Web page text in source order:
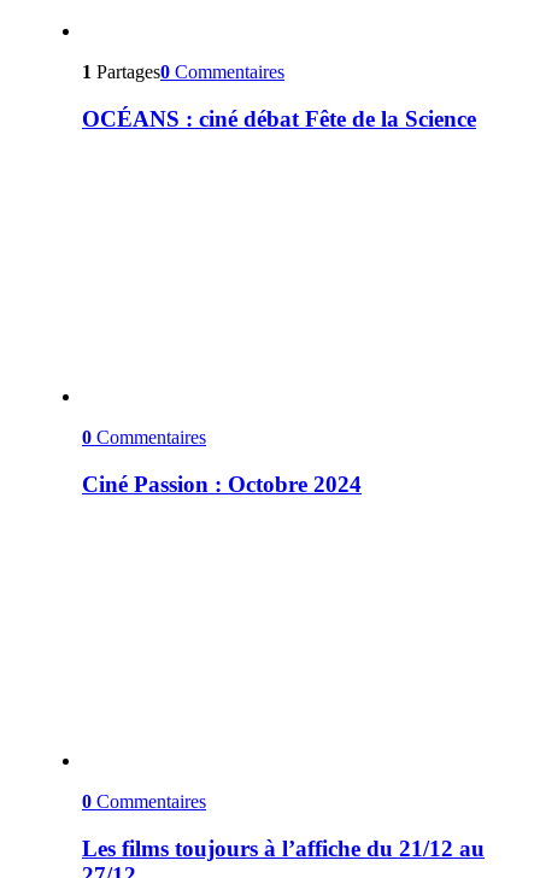
1 Partages0 Commentaires
OCÉANS : ciné débat Fête de la Science
0 Commentaires
Ciné Passion : Octobre 2024
0 Commentaires
Les films toujours à l’affiche du 21/12 au